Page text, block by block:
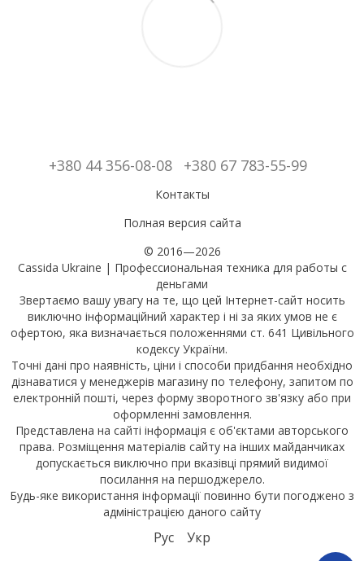
+380 44 356-08-08 +380 67 783-55-99
Контакты
Полная версия сайта
© 2016—2026
Cassida Ukraine | Профессиональная техника для работы с
деньгами
Звертаємо вашу увагу на те, що цей Інтернет-сайт носить
виключно інформаційний характер і ні за яких умов не є
офертою, яка визначається положеннями ст. 641 Цивільного
кодексу України.
Точні дані про наявність, ціни і способи придбання необхідно
дізнаватися у менеджерів магазину по телефону, запитом по
електронній пошті, через форму зворотного зв'язку або при
оформленні замовлення.
Представлена на сайті інформація є об'єктами авторського
права. Розміщення матеріалів сайту на інших майданчиках
допускається виключно при вказівці прямий видимої
посилання на першоджерело.
Будь-яке використання інформації повинно бути погоджено з
адміністрацією даного сайту
Рус Укр